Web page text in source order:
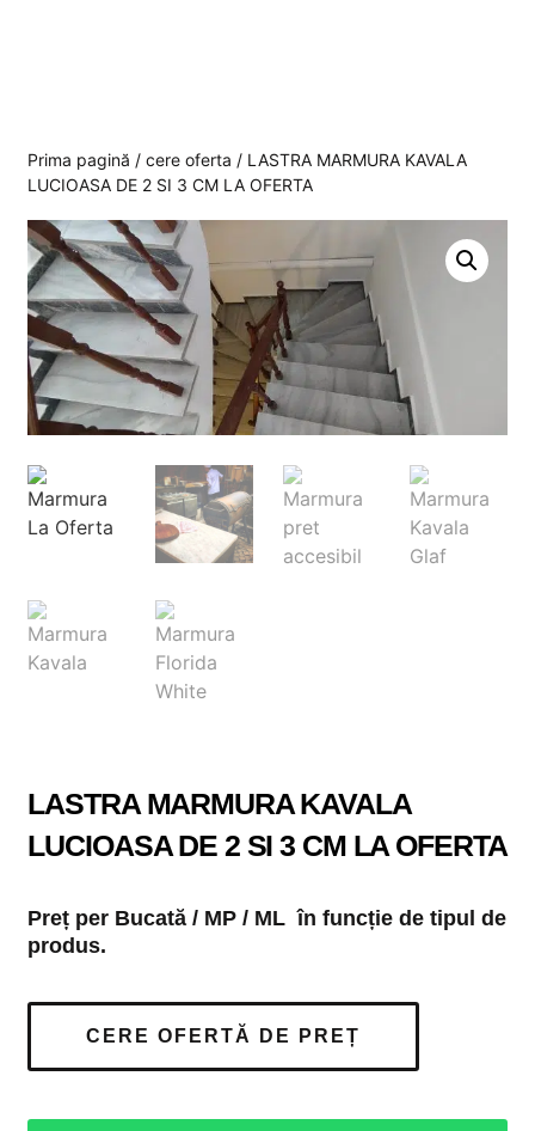
Prima pagină /cere oferta / LASTRA MARMURA KAVALA
LUCIOASA DE 2 SI 3 CM LA OFERTA
LASTRA MARMURA KAVALA
LUCIOASA DE 2 SI 3 CM LA OFERTA
Preț per Bucată / MP / ML în funcție de tipul de
produs.
CERE OFERTĂ DE PREȚ